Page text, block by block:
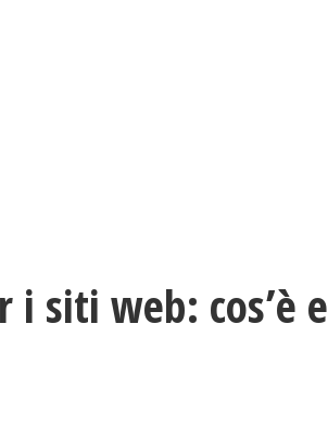
i siti web: cos’è e